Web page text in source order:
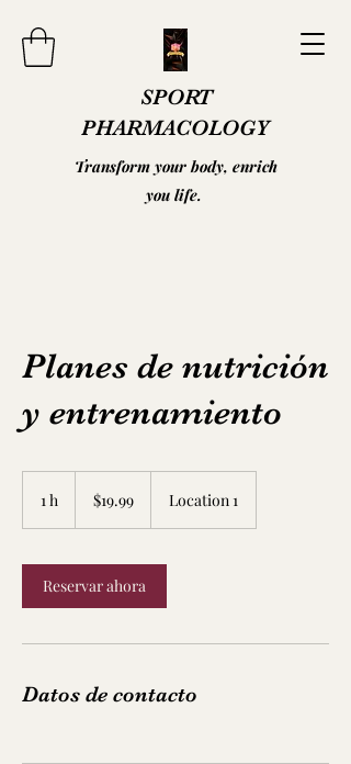
SPORT
PHARMACOLOGY
Transform your body, enrich
you life.
Planes de nutrición
y entrenamiento
1 h
mexicanos
$19.99 Location 1
Reservar ahora
Datos de contacto